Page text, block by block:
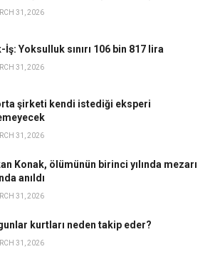
31, 2026
İş: Yoksulluk sınırı 106 bin 817 lira
31, 2026
şirketi kendi istediği eksperi
31, 2026
Konak, ölümünün birinci yılında mezarı
anıldı
31, 2026
kurtları neden takip eder?
31, 2026